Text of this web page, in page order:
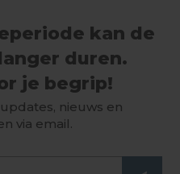
kan de
duren.
je begrip!
nieuws en
via email.